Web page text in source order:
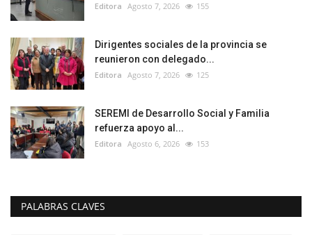
Editora Agosto 7, 2026 155
Dirigentes sociales de la provincia se
reunieron con delegado...
Editora Agosto 7, 2026 125
SEREMI de Desarrollo Social y Familia
refuerza apoyo al...
Editora Agosto 6, 2026 153
PALABRAS CLAVES